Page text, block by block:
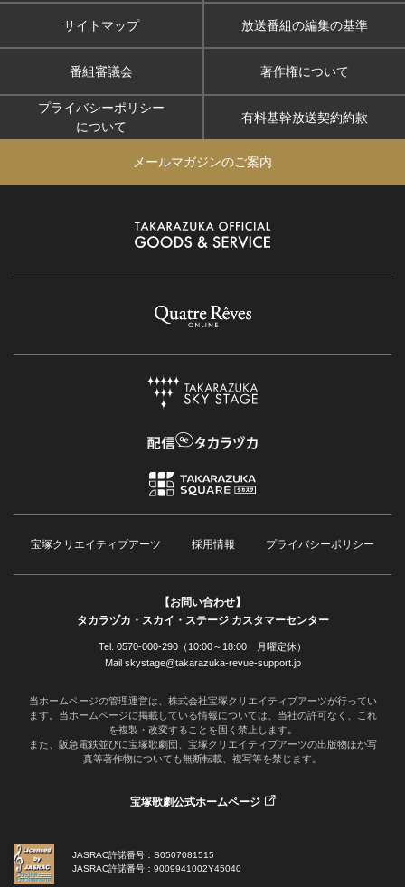
サイトマップ 放送番組の編集の基準
番組審議会 著作権について
プライバシーポリシー
について
有料基幹放送契約約款
メールマガジンのご案内
宝塚クリエイティブアーツ 採用情報 プライバシーポリシー
【お問い合わせ】
タカラヅカ・スカイ・ステージ カスタマーセンター
Tel. 0570-000-290（10:00～18:00 月曜定休）
Mail skystage@takarazuka-revue-support.jp
当ホームページの管理運営は、株式会社宝塚クリエイティブアーツが行ってい
ます。当ホームページに掲載している情報については、当社の許可なく、これ
を複製・改変することを固く禁止します。
また、阪急電鉄並びに宝塚歌劇団、宝塚クリエイティブアーツの出版物ほか写
真等著作物についても無断転載、複写等を禁じます。
宝塚歌劇公式ホームページ
JASRAC許諾番号：S0507081515
JASRAC許諾番号：9009941002Y45040